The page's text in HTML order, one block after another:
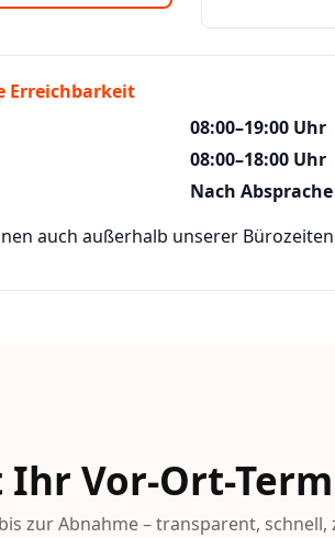
Erreichbarkeit
08:00–19:00 Uhr
08:00–18:00 Uhr
Nach Absprache
auch außerhalb unserer
Ihr Vor-Ort-
zur Abnahme – transparent, schnell,